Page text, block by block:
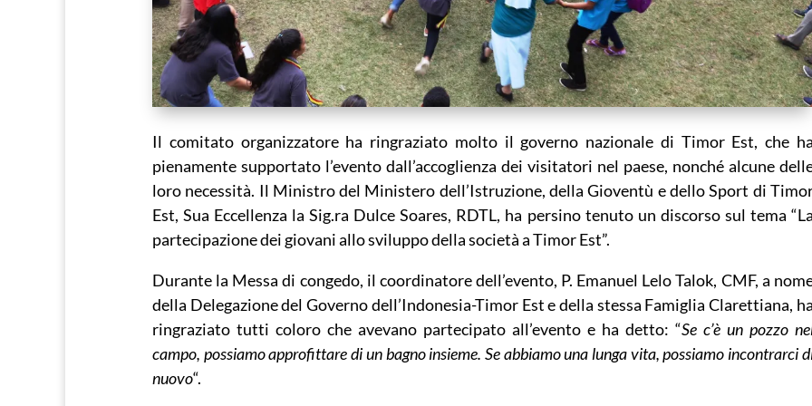
Il comitato organizzatore ha ringraziato molto il governo nazionale di Timor Est, che ha
pienamente supportato l’evento dall’accoglienza dei visitatori nel paese, nonché alcune
loro necessità. Il Ministro del Ministero dell’Istruzione, della Gioventù e dello Sport di
Est, Sua Eccellenza la Sig.ra Dulce Soares, RDTL, ha persino tenuto un discorso sul tema “La
partecipazione dei giovani allo sviluppo della società a Timor Est”.
Durante la Messa di congedo, il coordinatore dell’evento, P. Emanuel Lelo Talok, CMF, a
della Delegazione del Governo dell’Indonesia-Timor Est e della stessa Famiglia Clarettiana, ha
ringraziato tutti coloro che avevano partecipato all’evento e ha detto: “Se c’è un pozzo
campo, possiamo approfittare di un bagno insieme. Se abbiamo una lunga vita, possiamo incontrarci
nuovo“.